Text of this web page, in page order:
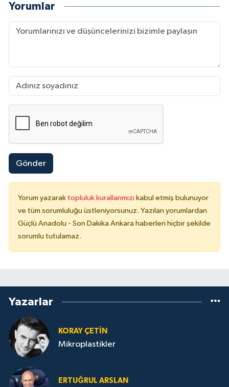
Yorumlar
Gönder
Yorum yazarak topluluk kurallarımızı kabul etmiş bulunuyor
ve tüm sorumluluğu üstleniyorsunuz. Yazılan yorumlardan
Güçlü Anadolu - Son Dakika Ankara haberleri hiçbir şekilde
sorumlu tutulamaz.
Yazarlar
KORAY ÇETIN
Mikroplastikler
ERTUĞRUL ARSLAN